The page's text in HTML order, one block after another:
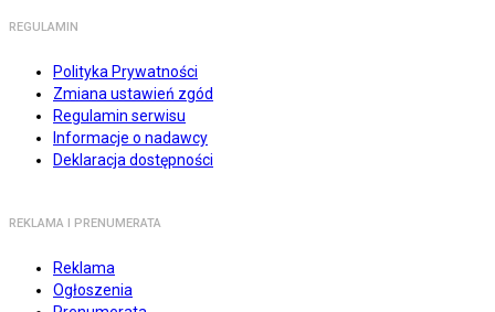
REGULAMIN
Polityka Prywatności
Zmiana ustawień zgód
Regulamin serwisu
Informacje o nadawcy
Deklaracja dostępności
REKLAMA I PRENUMERATA
Reklama
Ogłoszenia